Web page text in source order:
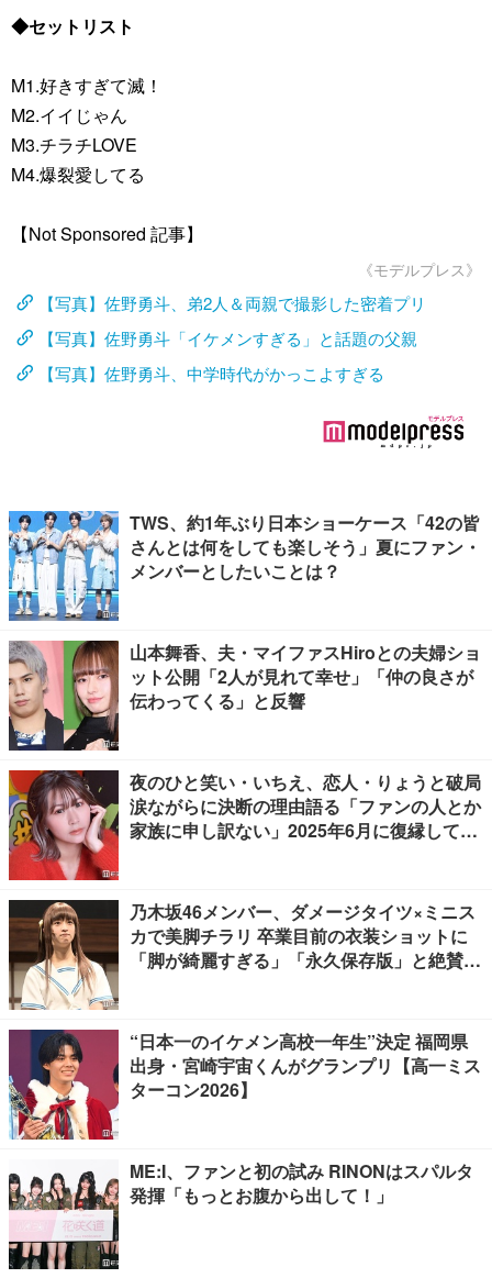
◆セットリスト
M1.好きすぎて滅！
M2.イイじゃん
M3.チラチLOVE
M4.爆裂愛してる
【Not Sponsored 記事】
《モデルプレス》
【写真】佐野勇斗、弟2人＆両親で撮影した密着プリ
【写真】佐野勇斗「イケメンすぎる」と話題の父親
【写真】佐野勇斗、中学時代がかっこよすぎる
TWS、約1年ぶり日本ショーケース「42の皆
さんとは何をしても楽しそう」夏にファン・
メンバーとしたいことは？
山本舞香、夫・マイファスHiroとの夫婦ショ
ット公開「2人が見れて幸せ」「仲の良さが
伝わってくる」と反響
夜のひと笑い・いちえ、恋人・りょうと破局
涙ながらに決断の理由語る「ファンの人とか
家族に申し訳ない」2025年6月に復縁してい
乃木坂46メンバー、ダメージタイツ×ミニス
カで美脚チラリ 卒業目前の衣装ショットに
「脚が綺麗すぎる」「永久保存版」と絶賛の
“日本一のイケメン高校一年生”決定 福岡県
出身・宮崎宇宙くんがグランプリ【高一ミス
ターコン2026】
ME:I、ファンと初の試み RINONはスパルタ
発揮「もっとお腹から出して！」